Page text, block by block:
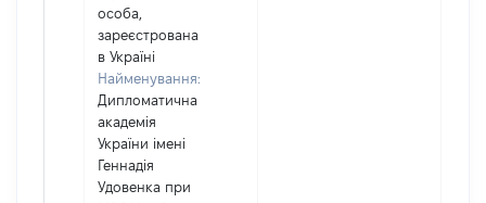
особа,
зареєстрована
в Україні
Найменування:
Дипломатична
академія
України імені
Геннадія
Удовенка при